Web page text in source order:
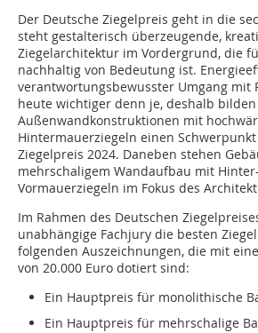
Der Deutsche Ziegelpreis geht in die
steht gestalterisch überzeugende,
Ziegelarchitektur im Vordergrund, die
nachhaltig von Bedeutung ist.
verantwortungsbewusster Umgang mit
heute wichtiger denn je, deshalb
Außenwandkonstruktionen mit
Hintermauerziegeln einen
Ziegelpreis 2024. Daneben stehen
mehrschaligem Wandaufbau mit
Vormauerziegeln im Fokus des
Im Rahmen des Deutschen
unabhängige Fachjury die besten
folgenden Auszeichnungen, die mit
von 20.000 Euro dotiert sind:
Ein Hauptpreis für monolithische
Ein Hauptpreis für mehrschalige